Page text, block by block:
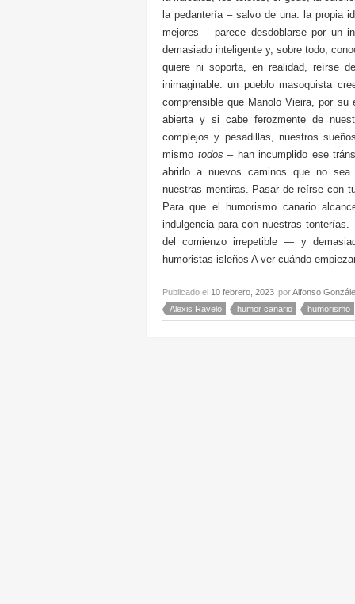
la pedantería – salvo de una: la propia
mejores – parece desdoblarse por un
demasiado inteligente y, sobre todo,
quiere ni soporta, en realidad, reírse
inimaginable: un pueblo masoquista
comprensible que Manolo Vieira, por
abierta y si cabe ferozmente de
complejos y pesadillas, nuestros
mismo todos– han incumplido ese
abrirlo a nuevos caminos que no sea
nuestras mentiras. Pasar de reírse con
Para que el humorismo canario
indulgencia para con nuestras
del comienzo irrepetible — y
humoristas isleños A ver cuándo
Publicado el 10 febrero, 2023 porAlfonso
Alexis Ravelo
humor canario humorismo